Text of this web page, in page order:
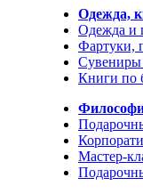
Одежда,
Одежда и
Фартуки,
Сувениры
Книги по
Мастер-